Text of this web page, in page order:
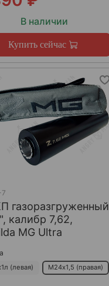
В наличии
Купить сейчас
газоразгруженный
калибр 7,62,
MG Ultra
(левая) М24х1,5 (правая)